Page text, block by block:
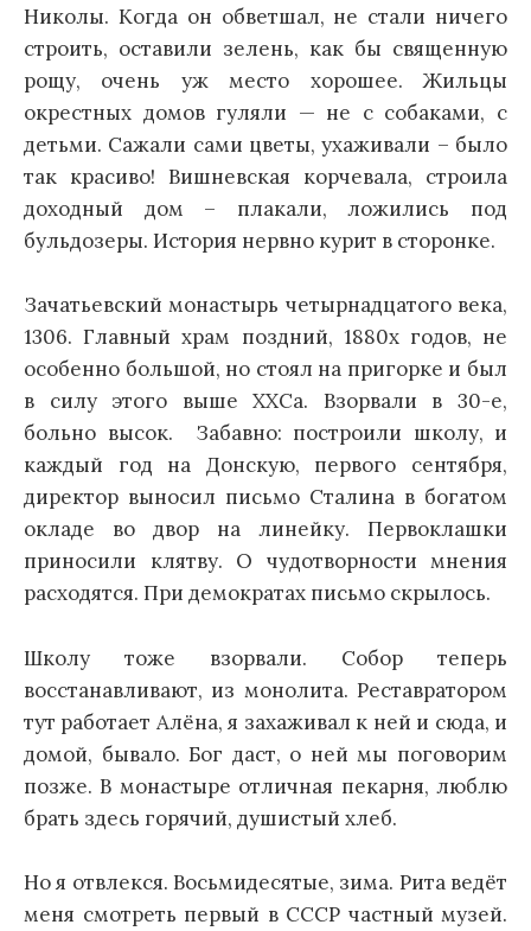
Николы. Когда он обветшал, не стали ничего
строить, оставили зелень, как бы священную
рощу, очень уж место хорошее. Жильцы
окрестных домов гуляли — не с собаками, с
детьми. Сажали сами цветы, ухаживали – было
так красиво! Вишневская корчевала, строила
доходный дом – плакали, ложились под
бульдозеры. История нервно курит в сторонке.
Зачатьевский монастырь четырнадцатого века,
1306. Главный храм поздний, 1880х годов, не
особенно большой, но стоял на пригорке и был
в силу этого выше ХХСа. Взорвали в 30-е,
больно высок. Забавно: построили школу, и
каждый год на Донскую, первого сентября,
директор выносил письмо Сталина в богатом
окладе во двор на линейку. Первоклашки
приносили клятву. О чудотворности мнения
расходятся. При демократах письмо скрылось.
Школу тоже взорвали. Собор теперь
восстанавливают, из монолита. Реставратором
тут работает Алёна, я захаживал к ней и сюда, и
домой, бывало. Бог даст, о ней мы поговорим
позже. В монастыре отличная пекарня, люблю
брать здесь горячий, душистый хлеб.
Но я отвлекся. Восьмидесятые, зима. Рита ведёт
меня смотреть первый в СССР частный музей.